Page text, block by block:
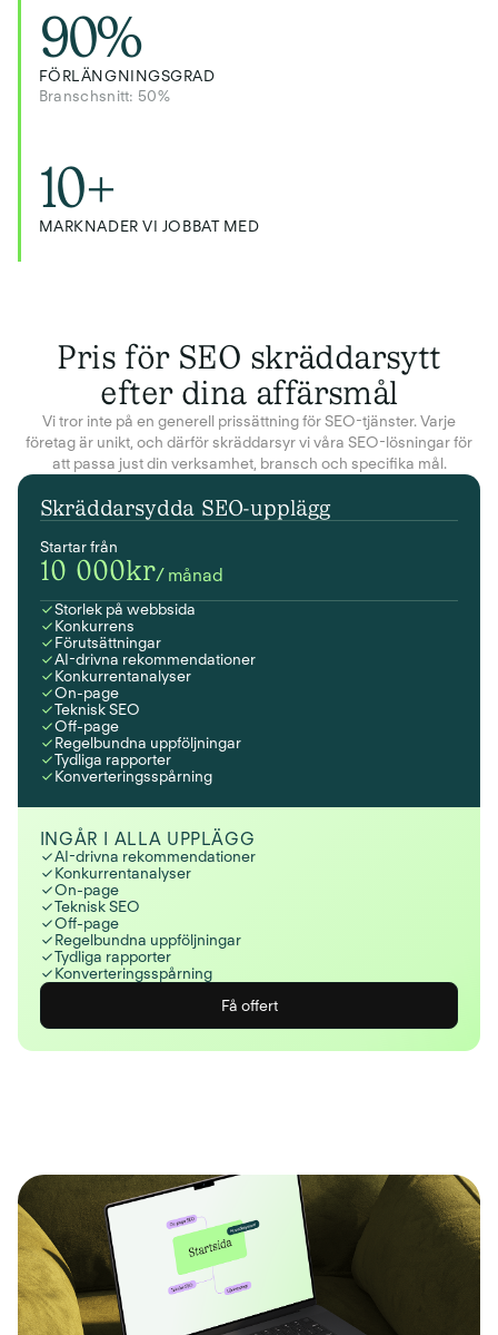
90%
FÖRLÄNGNINGSGRAD
Branschsnitt: 50%
10+
MARKNADER VI JOBBAT MED
Pris för SEO skräddarsytt
efter dina affärsmål
Vi tror inte på en generell prissättning för SEO-tjänster. Varje
företag är unikt, och därför skräddarsyr vi våra SEO-lösningar för
att passa just din verksamhet, bransch och specifika mål.
Skräddarsydda SEO-upplägg
Startar från
10 000kr/ månad
Storlek på webbsida
Konkurrens
Förutsättningar
AI-drivna rekommendationer
Konkurrentanalyser
On-page
Teknisk SEO
Off-page
Regelbundna uppföljningar
Tydliga rapporter
Konverteringsspårning
INGÅR I ALLA UPPLÄGG
AI-drivna rekommendationer
Konkurrentanalyser
On-page
Teknisk SEO
Off-page
Regelbundna uppföljningar
Tydliga rapporter
Konverteringsspårning
Få offert